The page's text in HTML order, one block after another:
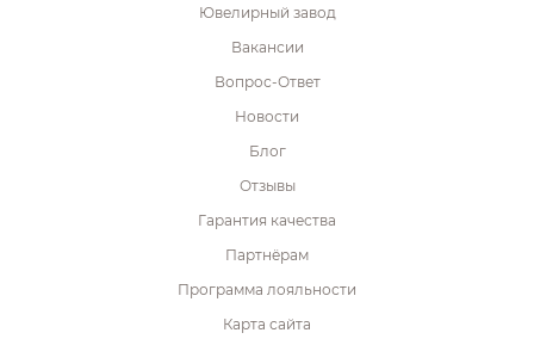
Ювелирный завод
Вакансии
Вопрос-Ответ
Новости
Блог
Отзывы
Гарантия качества
Партнёрам
Программа лояльности
Карта сайта